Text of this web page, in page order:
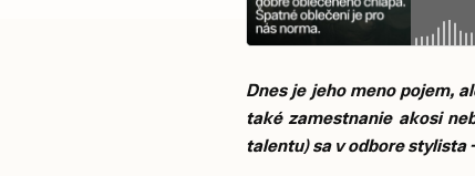
Dnes je jeho meno pojem,
také zamestnanie akosi
talentu) sa v odbore stylista